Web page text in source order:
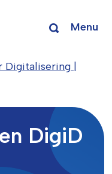
Menu
|
DigiD